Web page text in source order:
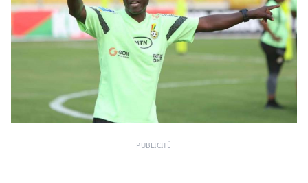
PUBLICITÉ